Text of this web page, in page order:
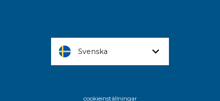
Svenska
cookieinställningar